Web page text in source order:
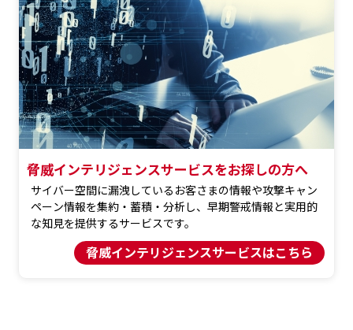
脅威インテリジェンスサービスをお探しの方へ
サイバー空間に漏洩しているお客さまの情報や攻撃キャン
ペーン情報を集約・蓄積・分析し、早期警戒情報と実用的
な知見を提供するサービスです。
脅威インテリジェンスサービスはこちら